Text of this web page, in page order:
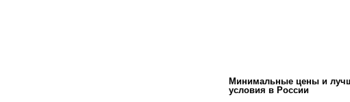
Минимальные цены и
условия в России